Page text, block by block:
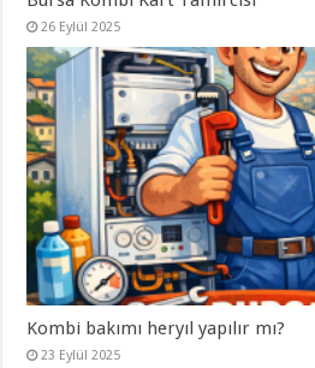
26 Eylül 2025
Kombi bakımı heryıl yapılır mı?
23 Eylül 2025